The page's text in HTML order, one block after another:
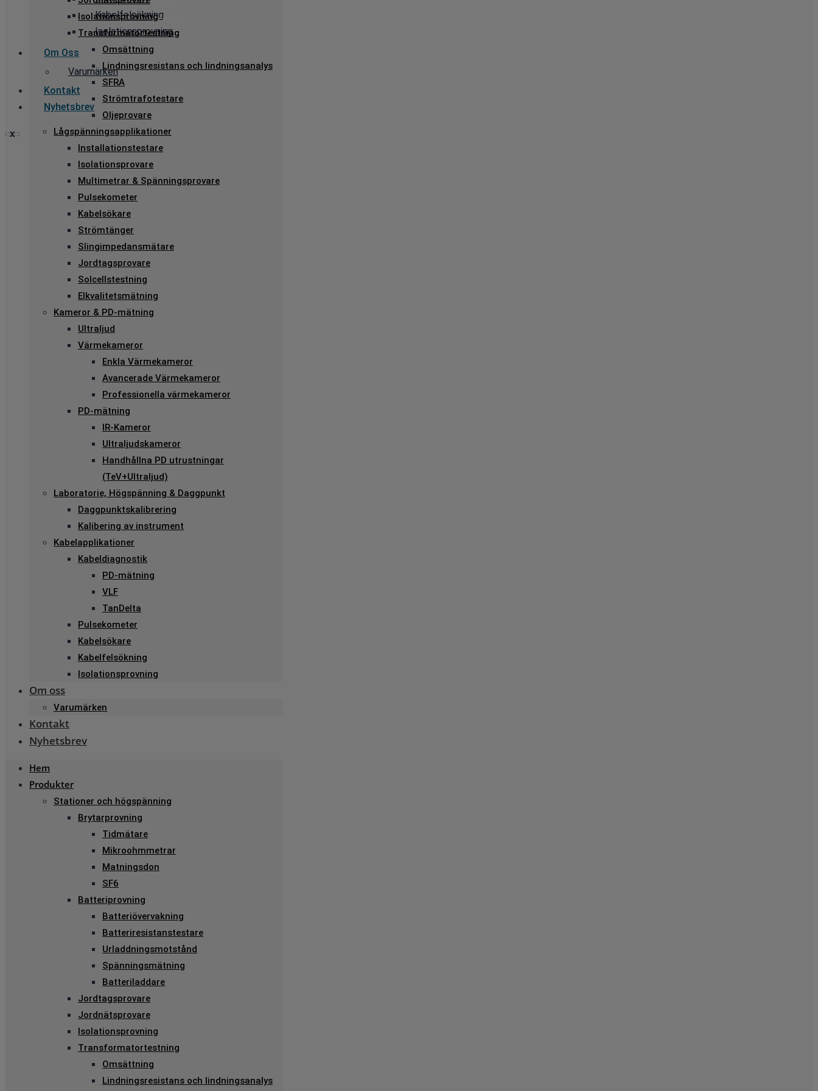
Kabelfelsökning
Isolationsprovning
Om Oss
Varumärken
Kontakt
Nyhetsbrev
X
Isolationsprovning
Transformatortestning
Omsättning
Lindningsresistans och lindningsanalys
SFRA
Strömtrafotestare
Oljeprovare
Lågspänningsapplikationer
Installationstestare
Isolationsprovare
Multimetrar & Spänningsprovare
Pulsekometer
Kabelsökare
Strömtänger
Slingimpedansmätare
Jordtagsprovare
Solcellstestning
Elkvalitetsmätning
Kameror & PD-mätning
Ultraljud
Värmekameror
Enkla Värmekameror
Avancerade Värmekameror
Professionella värmekameror
PD-mätning
IR-Kameror
Ultraljudskameror
Handhållna PD utrustningar
(TeV+Ultraljud)
Laboratorie, Högspänning & Daggpunkt
Daggpunktskalibrering
Kalibering av instrument
Kabelapplikationer
Kabeldiagnostik
PD-mätning
VLF
TanDelta
Pulsekometer
Kabelsökare
Kabelfelsökning
Isolationsprovning
Om oss
Varumärken
Kontakt
Nyhetsbrev
Hem
Produkter
Stationer och högspänning
Brytarprovning
Tidmätare
Mikroohmmetrar
Matningsdon
SF6
Batteriprovning
Batteriövervakning
Batteriresistanstestare
Urladdningsmotstånd
Spänningsmätning
Batteriladdare
Jordtagsprovare
Jordnätsprovare
Isolationsprovning
Transformatortestning
Omsättning
Lindningsresistans och lindningsanalys